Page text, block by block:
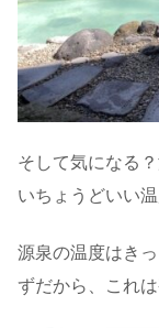
そして気になる
いちょうどいい温
源泉の温度はき
ずだから、これ